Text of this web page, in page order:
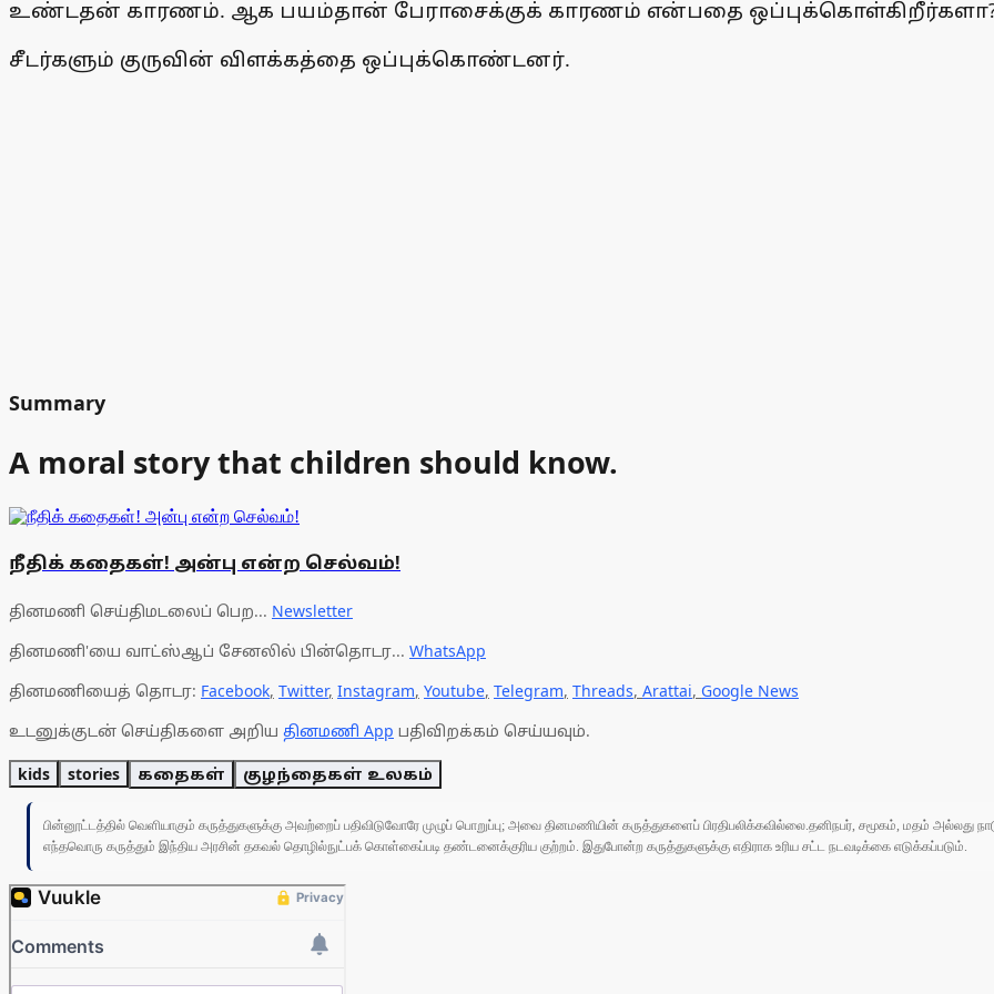
உண்டதன் காரணம். ஆக பயம்தான் பேராசைக்குக் காரணம் என்பதை
சீடர்களும் குருவின் விளக்கத்தை ஒப்புக்கொண்டனர்.
Summary
A moral story that children should know.
நீதிக் கதைகள்! அன்பு என்ற செல்வம்!
தினமணி செய்திமடலைப் பெற... Newsletter
தினமணி'யை வாட்ஸ்ஆப் சேனலில் பின்தொடர... WhatsApp
தினமணியைத் தொடர: Facebook, Twitter, Instagram, Youtube, Telegram, Threads, Arattai, Google News
உடனுக்குடன் செய்திகளை அறிய தினமணி App பதிவிறக்கம் செய்யவும்.
kids stories கதைகள் குழந்தைகள் உலகம்
பின்னூட்டத்தில் வெளியாகும் கருத்துகளுக்கு அவற்றைப் பதிவிடுவோரே முழுப் பொறுப்பு; அவை தினமணியின் கருத்துகளைப் பிரதிபலிக்கவில்லை.தனிநபர், சமூகம், மதம் அல்லது
எந்தவொரு கருத்தும் இந்திய அரசின் தகவல் தொழில்நுட்பக் கொள்கைப்படி தண்டனைக்குரிய குற்றம். இதுபோன்ற கருத்துகளுக்கு எதிராக உரிய சட்ட நடவடிக்கை எடுக்கப்படும்.